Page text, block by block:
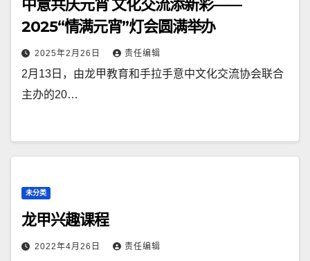
中意共庆元宵 文化交流添新彩——
2025“情满元宵”灯会圆满举办
2025年2月26日 责任编辑
2月13日，由龙甲教育和手拉手意中文化交流协会联合
主办的20…
未分类
龙甲兴趣课程
2022年4月26日 责任编辑